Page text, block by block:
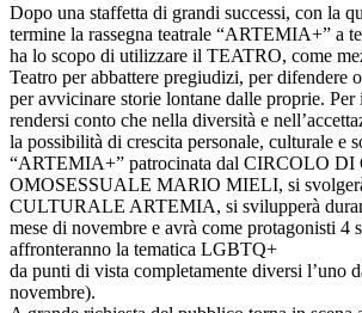
Dopo una staffetta di grandi successi, con la
termine la rassegna teatrale “ARTEMIA+” a
ha lo scopo di utilizzare il TEATRO, come
Teatro per abbattere pregiudizi, per difendere
per avvicinare storie lontane dalle proprie. Per
rendersi conto che nella diversità e
la possibilità di crescita personale, culturale e
“ARTEMIA+” patrocinata dal CIRCOLO
OMOSESSUALE MARIO MIELI, si
CULTURALE ARTEMIA, si svilupperà
mese di novembre e avrà come protagonisti 4
affronteranno la tematica LGBTQ+
da punti di vista completamente diversi l’uno
novembre).